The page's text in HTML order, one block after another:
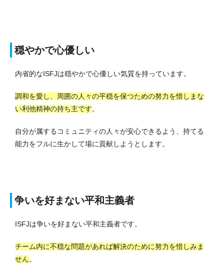
穏やかで心優しい
内省的なISFJは穏やかで心優しい気質を持っています。
調和を愛し、周囲の人々の平穏を保つための努力を惜しまな
い利他精神の持ち主です。
自分が属するコミュニティの人々が安心できるよう、持てる
能力をフルに生かして場に貢献しようとします。
争いを好まない平和主義者
ISFJは争いを好まない平和主義者です。
チーム内に不穏な問題があれば解決のために努力を惜しみま
せん。